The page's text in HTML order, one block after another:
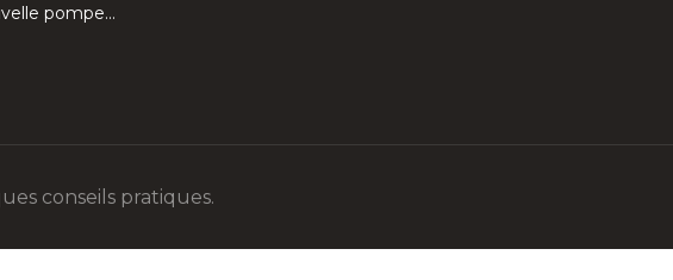
pompe…
conseils pratiques.